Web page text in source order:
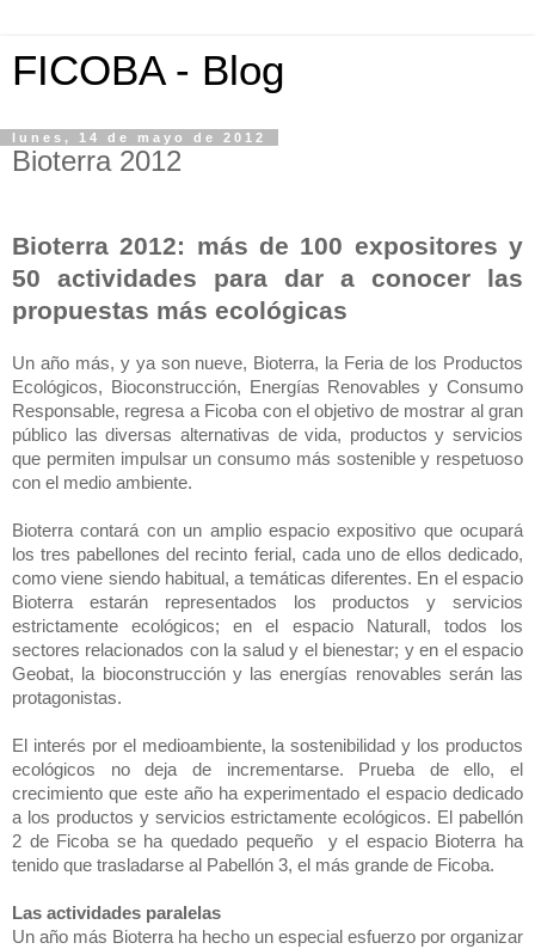
FICOBA - Blog
lunes, 14 de mayo de 2012
Bioterra 2012
Bioterra 2012: más de 100 expositores y
50 actividades para dar a conocer las
propuestas más ecológicas
Un año más, y ya son nueve, Bioterra, la Feria de los Productos
Ecológicos, Bioconstrucción, Energías Renovables y Consumo
Responsable, regresa a Ficoba con el objetivo de mostrar al gran
público las diversas alternativas de vida, productos y servicios
que permiten impulsar un consumo más sostenible y respetuoso
con el medio ambiente.
Bioterra contará con un amplio espacio expositivo que ocupará
los tres pabellones del recinto ferial, cada uno de ellos dedicado,
como viene siendo habitual, a temáticas diferentes. En el espacio
Bioterra estarán representados los productos y servicios
estrictamente ecológicos; en el espacio Naturall, todos los
sectores relacionados con la salud y el bienestar; y en el espacio
Geobat, la bioconstrucción y las energías renovables serán las
protagonistas.
El interés por el medioambiente, la sostenibilidad y los productos
ecológicos no deja de incrementarse. Prueba de ello, el
crecimiento que este año ha experimentado el espacio dedicado
a los productos y servicios estrictamente ecológicos. El pabellón
2 de Ficoba se ha quedado pequeño y el espacio Bioterra ha
tenido que trasladarse al Pabellón 3, el más grande de Ficoba.
Las actividades paralelas
Un año más Bioterra ha hecho un especial esfuerzo por organizar